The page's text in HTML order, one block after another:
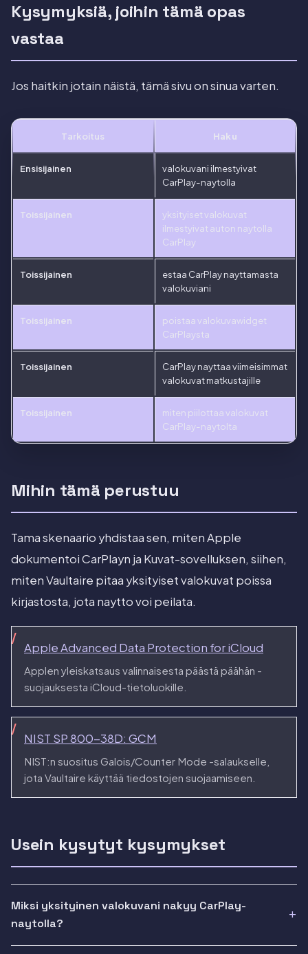
Kysymyksiä, joihin tämä opas
vastaa
Jos haitkin jotain näistä, tämä sivu on sinua varten.
Tarkoitus Haku
Ensisijainen
valokuvani ilmestyivat
CarPlay-naytolla
Toissijainen
yksityiset valokuvat
ilmestyivat auton naytolla
CarPlay
Toissijainen
estaa CarPlay nayttamasta
valokuviani
Toissijainen
poistaa valokuvawidget
CarPlaysta
Toissijainen
CarPlay nayttaa viimeisimmat
valokuvat matkustajille
Toissijainen
miten piilottaa valokuvat
CarPlay-naytolta
Mihin tämä perustuu
Tama skenaario yhdistaa sen, miten Apple
dokumentoi CarPlayn ja Kuvat-sovelluksen, siihen,
miten Vaultaire pitaa yksityiset valokuvat poissa
kirjastosta, jota naytto voi peilata.
Apple Advanced Data Protection for iCloud
Applen yleiskatsaus valinnaisesta päästä päähän -
suojauksesta iCloud-tietoluokille.
NIST SP 800-38D: GCM
NIST:n suositus Galois/Counter Mode -salaukselle,
jota Vaultaire käyttää tiedostojen suojaamiseen.
Usein kysytyt kysymykset
Miksi yksityinen valokuvani nakyy CarPlay-
naytolla?